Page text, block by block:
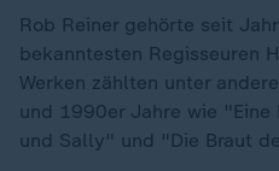
Rob Reiner gehörte seit
bekanntesten Regisseuren
Werken zählten unter
und 1990er Jahre wie "Eine
und Sally" und "Die Braut